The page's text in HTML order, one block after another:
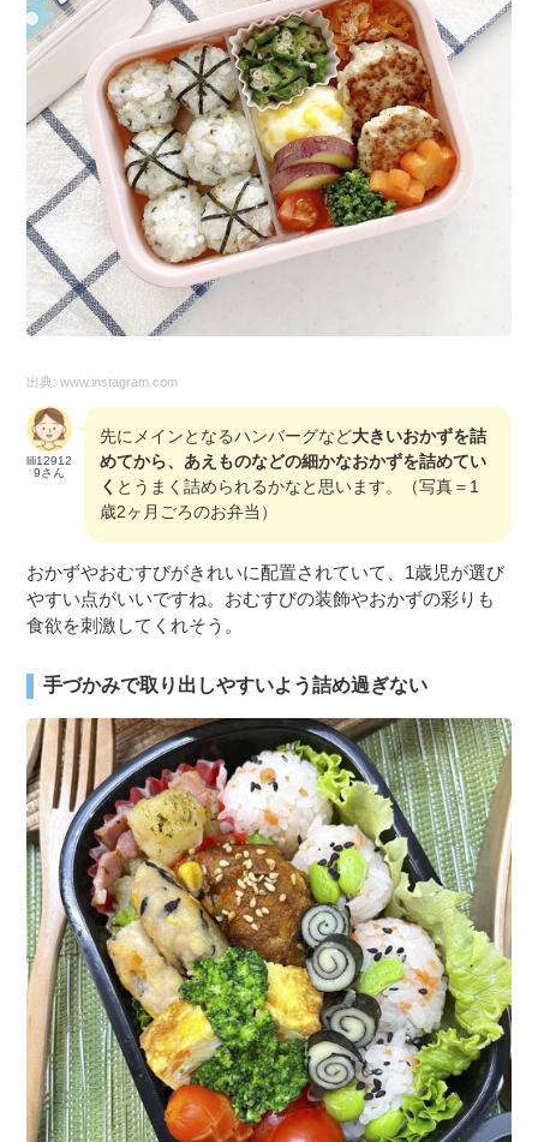
出典:www.instagram.com
lili12912
9さん
先にメインとなるハンバーグなど大きいおかずを詰
めてから、あえものなどの細かなおかずを詰めてい
く とうまく詰められるかなと思います。（写真＝1
歳2ヶ月ごろのお弁当）
おかずやおむすびがきれいに配置されていて、1歳児が選び
やすい点がいいですね。おむすびの装飾やおかずの彩りも
食欲を刺激してくれそう。
手づかみで取り出しやすいよう詰め過ぎない